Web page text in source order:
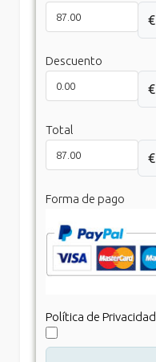
€
Descuento
€
Total
€
Forma de pago
Política de Privacidad